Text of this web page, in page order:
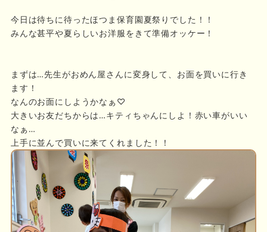
施設概要・採用情報
今日は待ちに待ったほつま保育園夏祭りでした！！
みんな甚平や夏らしいお洋服をきて準備オッケー！
まずは…先生がおめん屋さんに変身して、お面を買いに行き
ます！
なんのお面にしようかなぁ♡
大きいお友だちからは…キティちゃんにしよ！赤い車がいい
なぁ…
上手に並んで買いに来てくれました！！